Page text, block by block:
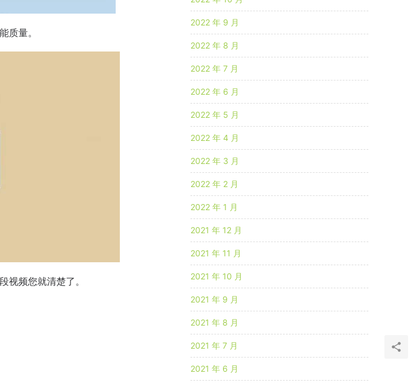
质量。
视频您就清楚了。
2022 年 9 月
2022 年 8 月
2022 年 7 月
2022 年 6 月
2022 年 5 月
2022 年 4 月
2022 年 3 月
2022 年 2 月
2022 年 1 月
2021 年 12 月
2021 年 11 月
2021 年 10 月
2021 年 9 月
2021 年 8 月
2021 年 7 月
2021 年 6 月